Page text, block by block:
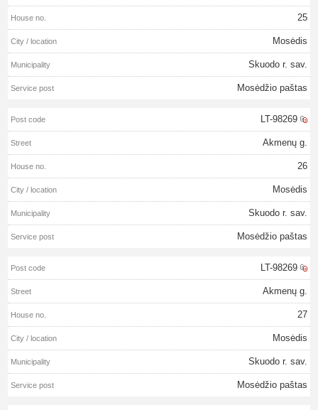
25
Mosėdis
Skuodo r. sav.
Mosėdžio paštas
LT-98269
Akmenų g.
26
Mosėdis
Skuodo r. sav.
Mosėdžio paštas
LT-98269
Akmenų g.
27
Mosėdis
Skuodo r. sav.
Mosėdžio paštas